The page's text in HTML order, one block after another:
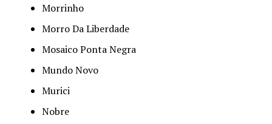
Morrinho
Morro Da Liberdade
Mosaico Ponta Negra
Mundo Novo
Murici
Nobre